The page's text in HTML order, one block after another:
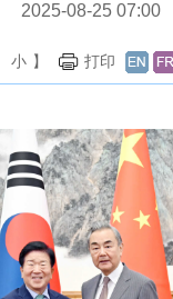
2025-08-25 07:00
小 】 打印